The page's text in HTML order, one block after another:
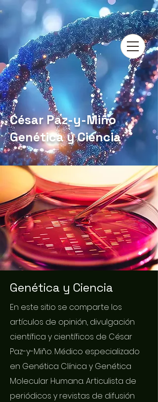
César Paz-y-Miño
Genética y Ciencia
Genética y Ciencia
En este sitio se comparte los
artículos de opinión, divulgación
científica y científicos de César
Paz-y-Miño. Médico especializado
en Genética Clínica y Genética
Molecular Humana. Articulista de
periódicos y revistas de difusión